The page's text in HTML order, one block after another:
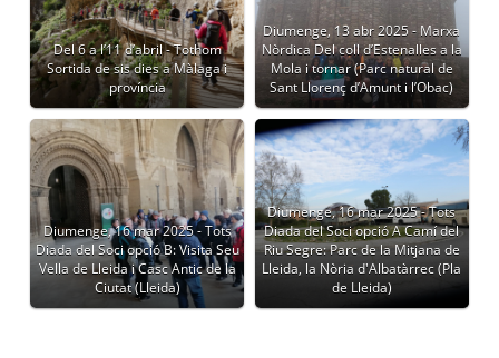
Del 6 a l’11 d’abril - Tothom
Sortida de sis dies a Màlaga i
província
Diumenge, 13 abr 2025 - Marxa
Nòrdica Del coll d’Estenalles a la
Mola i tornar (Parc natural de
Sant Llorenç d’Amunt i l’Obac)
Diumenge, 16 mar 2025 - Tots
Diada del Soci opció B: Visita Seu
Vella de Lleida i Casc Antic de la
Ciutat (Lleida)
Diumenge, 16 mar 2025 - Tots
Diada del Soci opció A Camí del
Riu Segre: Parc de la Mitjana de
Lleida, la Nòria d'Albatàrrec (Pla
de Lleida)